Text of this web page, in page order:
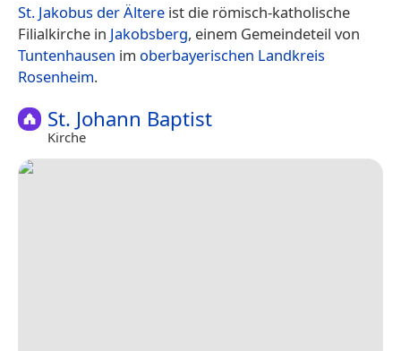
St. Jakobus der Ältere ist die römisch-katholische
Filialkirche in Jakobsberg, einem Gemeindeteil von
Tuntenhausen im oberbayerischen Landkreis
Rosenheim.
St. Johann Baptist
Kirche